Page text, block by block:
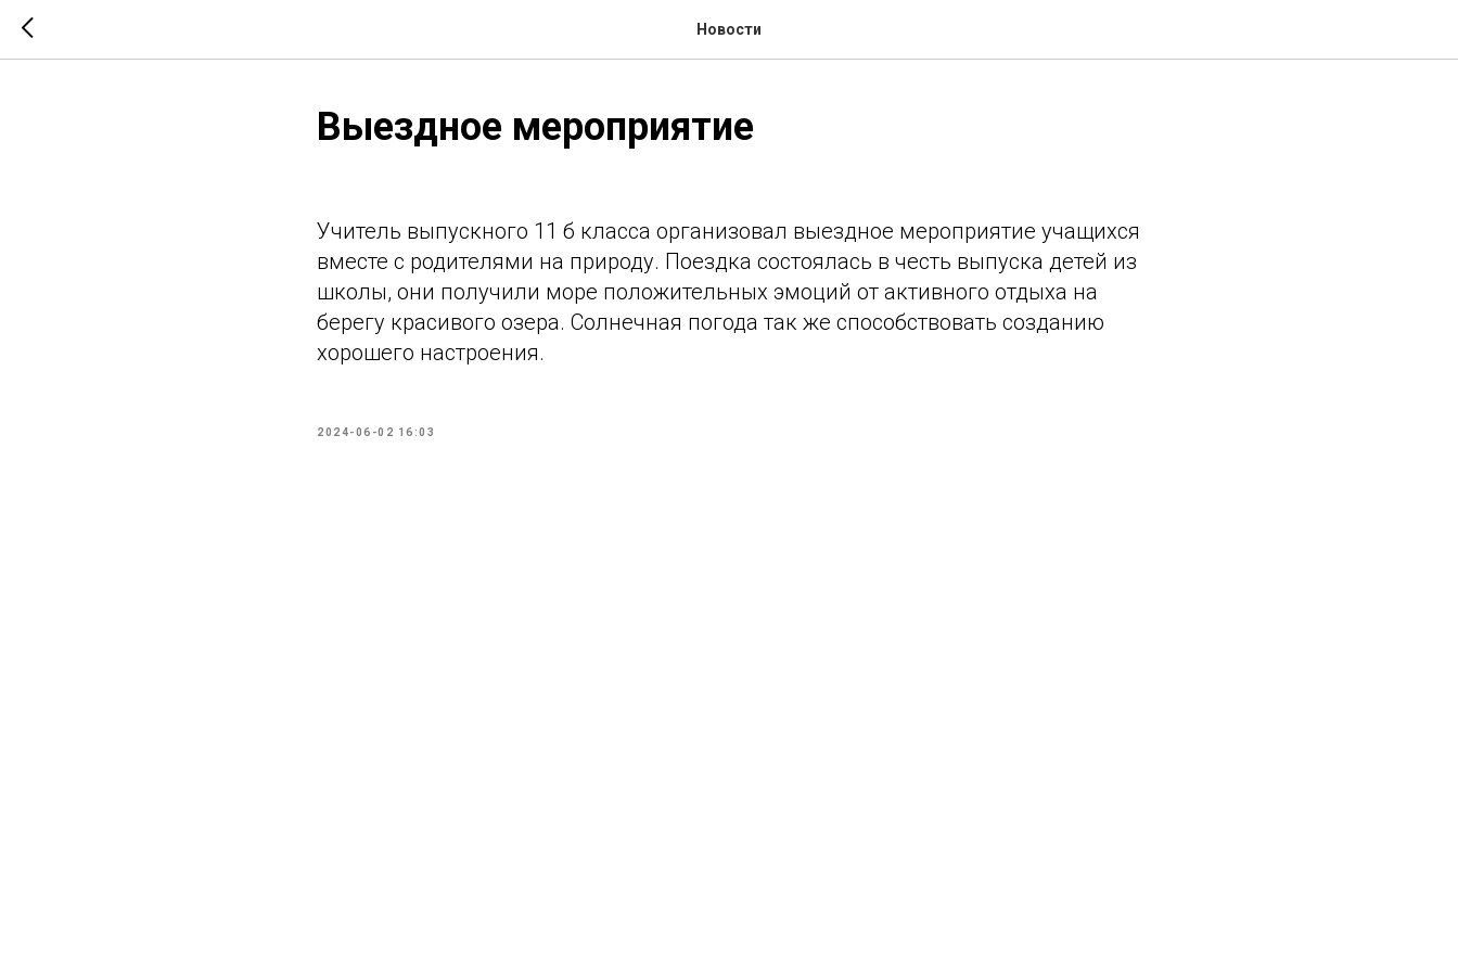
Новости
Выездное мероприятие
Учитель выпускного 11 б класса организовал выездное мероприятие учащихся
вместе с родителями на природу. Поездка состоялась в честь выпуска детей из
школы, они получили море положительных эмоций от активного отдыха на
берегу красивого озера. Солнечная погода так же способствовать созданию
хорошего настроения.
2024-06-02 16:03